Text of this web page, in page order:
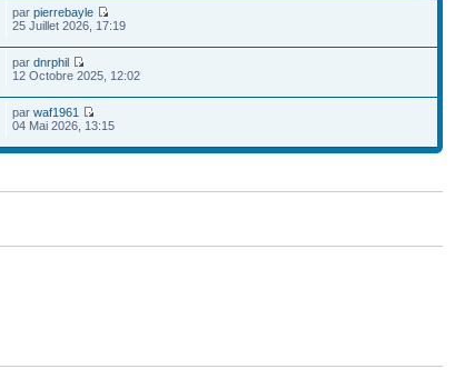
parpierrebayle
25 Juillet 2026, 17:19
pardnrphil
12 Octobre 2025, 12:02
parwaf1961
04 Mai 2026, 13:15